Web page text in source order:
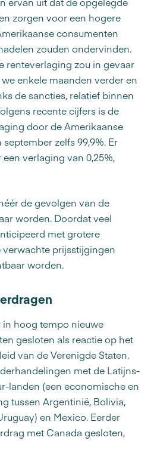
zorgen voor een hogere
consumenten
zouden ondervinden.
renteverlaging zou in gevaar
enkele maanden verder en
de sancties, relatief binnen
recente cijfers is de
door de Amerikaanse
zelfs 99,9%. Er
verlaging van 0,25%,
de gevolgen van de
worden. Doordat veel
met grotere
prijsstijgingen
worden.
hoog tempo nieuwe
gesloten als reactie op het
van de Verenigde Staten.
met de Latijns-
landen (een economische en
tussen Argentinië, Bolivia,
en Mexico. Eerder
met Canada gesloten,